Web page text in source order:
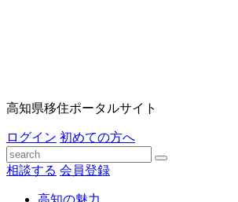
高知県移住ポータルサイト
ログイン 初めての方へ
相談する 会員登録
高知の魅力